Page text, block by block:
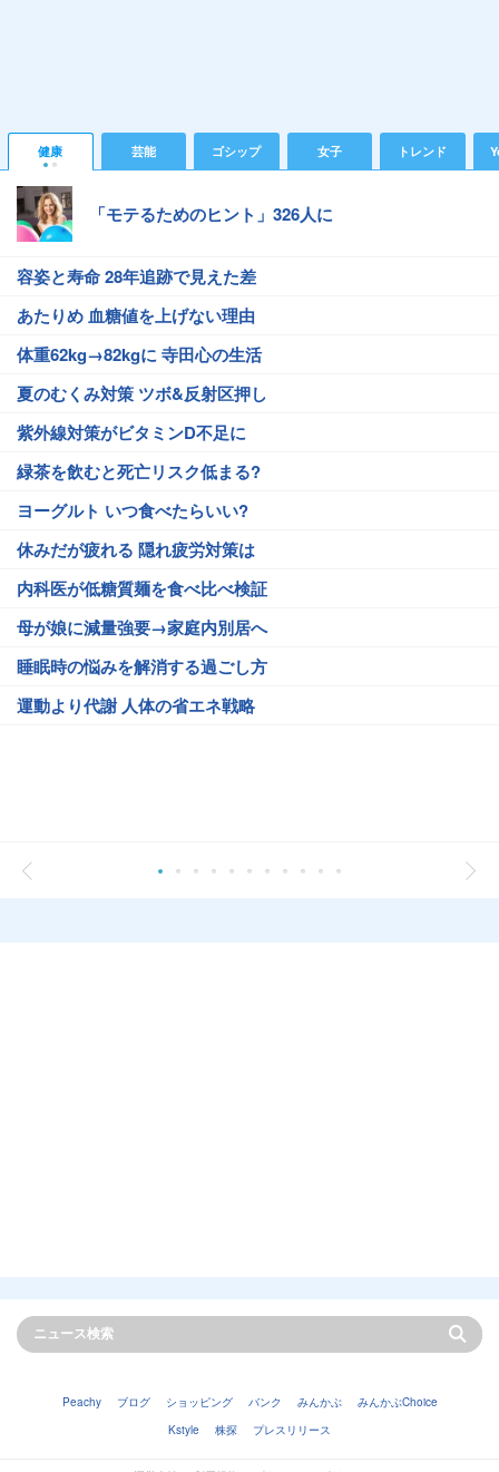
健康 芸能 ゴシップ 女子 トレンド
「モテるためのヒント」326人に
容姿と寿命 28年追跡で見えた差
あたりめ 血糖値を上げない理由
体重62kg→82kgに 寺田心の生活
夏のむくみ対策 ツボ&反射区押し
紫外線対策がビタミンD不足に
緑茶を飲むと死亡リスク低まる?
ヨーグルト いつ食べたらいい?
休みだが疲れる 隠れ疲労対策は
内科医が低糖質麺を食べ比べ検証
母が娘に減量強要→家庭内別居へ
睡眠時の悩みを解消する過ごし方
運動より代謝 人体の省エネ戦略
Peachy ブログ ショッピング バンク みんかぶ
みんかぶChoice
Kstyle
株探 プレスリリース